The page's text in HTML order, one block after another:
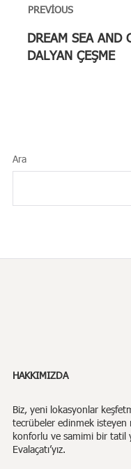
gezinmesi
PREVIOUS
Previous
post:
DREAM SEA AND
DALYAN ÇEŞME
Ara
HAKKIMIZDA
Biz,yeni lokasyonlar
tecrübeler edinmek
konforlu ve samimi bir tatil
Evalaçatı’yız.